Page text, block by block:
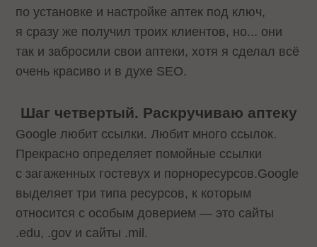
по установке и настройке аптек под ключ,
я сразу же получил троих клиентов, но... они
так и забросили свои аптеки, хотя я сделал всё
очень красиво и в духе SEO.
Шаг четвертый. Раскручиваю аптеку
Google любит ссылки. Любит много ссылок.
Прекрасно определяет помойные ссылки
с загаженных гостевух и порноресурсов.Google
выделяет три типа ресурсов, к которым
относится с особым доверием — это сайты
.edu, .gov и сайты .mil.